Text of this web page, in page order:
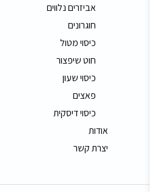
אביזרים נלווים
חוגרונים
כיסוי מטול
חוט שיפצור
כיסוי שעון
פאצים
כיסוי דיסקית
אודות
יצרת קשר